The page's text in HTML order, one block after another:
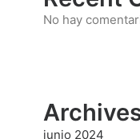
No hay
junio 2024